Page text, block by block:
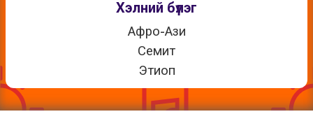
Хэлний бүлэг
Афро-Ази
Семит
Этиоп